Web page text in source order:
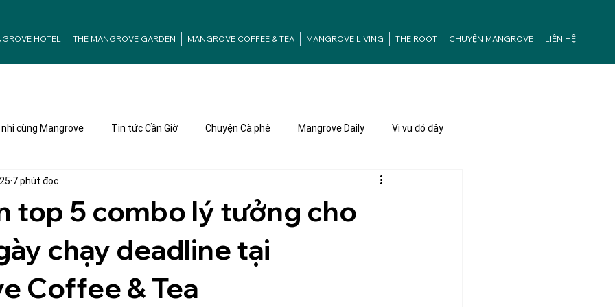
HOTEL THE MANGROVE GARDEN MANGROVE COFFEE & TEA MANGROVE LIVING THE ROOT CHUYỆN MANGROVE LIÊN HỆ
cùng Mangrove Tin tức Cần Giờ Chuyện Cà phê Mangrove Daily Vi vu đó đây
top 5 combo lý tưởng cho
chạy deadline tại
Coffee & Tea
7 phút đọc